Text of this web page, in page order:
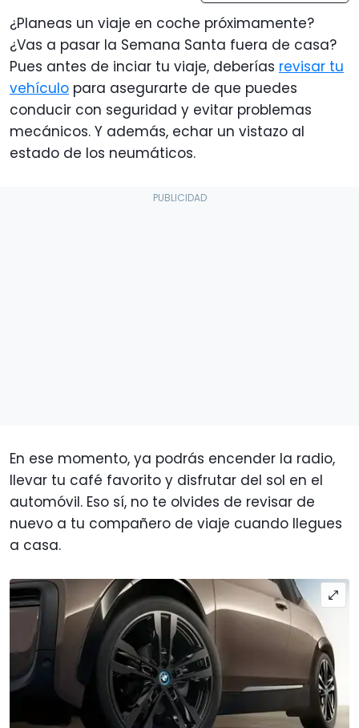
¿Planeas un viaje en coche próximamente?
¿Vas a pasar la Semana Santa fuera de casa?
Pues antes de inciar tu viaje, deberías revisar tu
vehículo para asegurarte de que puedes
conducir con seguridad y evitar problemas
mecánicos. Y además, echar un vistazo al
estado de los neumáticos.
En ese momento, ya podrás encender la radio,
llevar tu café favorito y disfrutar del sol en el
automóvil. Eso sí, no te olvides de revisar de
nuevo a tu compañero de viaje cuando llegues
a casa.